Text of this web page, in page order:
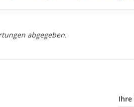
abgegeben.